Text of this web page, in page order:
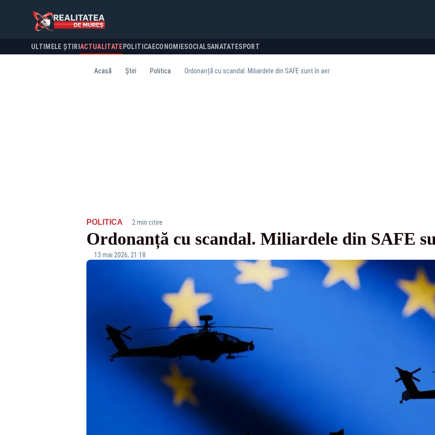
ULTIMELE ȘTIRI ACTUALITATE POLITICA ECONOMIESOCIALSANATATESPORT
Acasă Știri Politica Ordonanță cu scandal. Miliardele din SAFE sunt în aer
POLITICA· 2 min citire
Ordonanță cu scandal. Miliardele din SAFE
13 mai 2026, 21:18